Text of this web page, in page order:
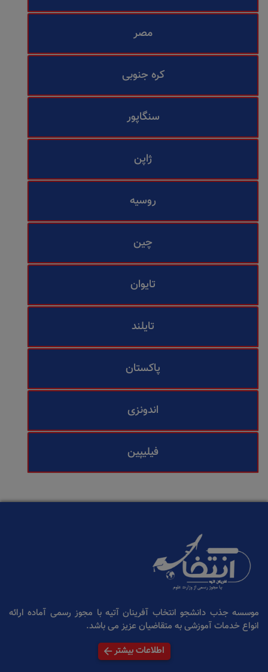
مصر
کره جنوبی
سنگاپور
ژاپن
روسیه
چین
تایوان
تایلند
پاکستان
اندونزی
فیلیپین
موسسه جذب دانشجو انتخاب آفرینان آتیه با مجوز رسمی آماده ارائه
انواع خدمات آموزشی به متقاضیان عزیز می باشد.
اطلاعات بیشتر